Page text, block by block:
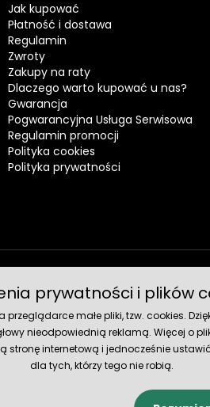
Jak kupować
Płatność i dostawa
Regulamin
Zwroty
Zakupy na raty
Dlaczego warto kupować u nas?
Gwarancja
Pogwarancyjna Usługa Serwisowa
Regulamin promocji
Polityka cookies
Polityka prywatności
prywatności i plików
małe pliki, tzw. cookies.
nieodpowiednią reklamą. Więcej o
internetową i jednocześnie
dla tych, którzy tego nie robią.